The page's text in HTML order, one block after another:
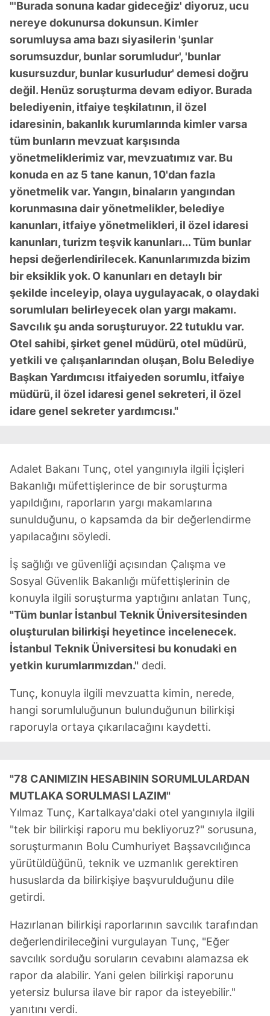
verileriniz işlenmekte olup gerekli olan çerezler bilgi
toplumu hizmetlerinin sunulması amacıyla
kullanılmaktadır. Diğer çerezler, sitemizin daha işlevsel
kılınması ve kişiselleştirilmesi ve sizlere yönelik
reklam/pazarlama faaliyetlerinin yapılması, amaçlarıyla
sınırlı olarak açık rızanız dahilinde kullanılacaktır.
Çerezlere ilişkin tercihlerinizi aşağıda yer alan panel
vasıtasıyla belirleyebilirsiniz. Çerezlere ilişkin detaylı bilgi
için Ayarlar butonuna tıklayabilir,Çerez Bilgilendirme
Metnimiziziyaret edebilirsiniz.
6698 sayılı Kişisel Verilerin Korunması Kanunu uyarınca
hazırlanmış Aydınlatma Metnimizi okumak ve sitemizde
ilgili mevzuata uygun olarak kullanılan çerezlerle ilgili bilgi
almak için lütfentıklayınız.
"'Burada sonuna kadar gideceğiz' diyoruz, ucu
nereye dokunursa dokunsun. Kimler
sorumluysa ama bazı siyasilerin 'şunlar
sorumsuzdur, bunlar sorumludur', 'bunlar
kusursuzdur, bunlar kusurludur' demesi doğru
değil. Henüz soruşturma devam ediyor. Burada
belediyenin, itfaiye teşkilatının, il özel
idaresinin, bakanlık kurumlarında kimler varsa
tüm bunların mevzuat karşısında
yönetmeliklerimiz var, mevzuatımız var. Bu
konuda en az 5 tane kanun, 10'dan fazla
yönetmelik var. Yangın, binaların yangından
korunmasına dair yönetmelikler, belediye
kanunları, itfaiye yönetmelikleri, il özel idaresi
kanunları, turizm teşvik kanunları... Tüm bunlar
hepsi değerlendirilecek. Kanunlarımızda bizim
bir eksiklik yok. O kanunları en detaylı bir
şekilde inceleyip, olaya uygulayacak, o olaydaki
sorumluları belirleyecek olan yargı makamı.
Savcılık şu anda soruşturuyor. 22 tutuklu var.
Otel sahibi, şirket genel müdürü, otel müdürü,
yetkili ve çalışanlarından oluşan, Bolu Belediye
Başkan Yardımcısı itfaiyeden sorumlu, itfaiye
müdürü, il özel idaresi genel sekreteri, il özel
idare genel sekreter yardımcısı."
Adalet Bakanı Tunç, otel yangınıyla ilgili İçişleri
Bakanlığı müfettişlerince de bir soruşturma
yapıldığını, raporların yargı makamlarına
sunulduğunu, o kapsamda da bir değerlendirme
yapılacağını söyledi.
İş sağlığı ve güvenliği açısından Çalışma ve
Sosyal Güvenlik Bakanlığı müfettişlerinin de
konuyla ilgili soruşturma yaptığını anlatan Tunç,
"Tüm bunlar İstanbul Teknik Üniversitesinden
oluşturulan bilirkişi heyetince incelenecek.
İstanbul Teknik Üniversitesi bu konudaki en
yetkin kurumlarımızdan." dedi.
Tunç, konuyla ilgili mevzuatta kimin, nerede,
hangi sorumluluğunun bulunduğunun bilirkişi
raporuyla ortaya çıkarılacağını kaydetti.
"78 CANIMIZIN HESABININ SORUMLULARDAN
MUTLAKA SORULMASI LAZIM"
Yılmaz Tunç, Kartalkaya'daki otel yangınıyla ilgili
"tek bir bilirkişi raporu mu bekliyoruz?" sorusuna,
soruşturmanın Bolu Cumhuriyet Başsavcılığınca
yürütüldüğünü, teknik ve uzmanlık gerektiren
hususlarda da bilirkişiye başvurulduğunu dile
getirdi.
Hazırlanan bilirkişi raporlarının savcılık tarafından
değerlendirileceğini vurgulayan Tunç, "Eğer
savcılık sorduğu soruların cevabını alamazsa ek
rapor da alabilir. Yani gelen bilirkişi raporunu
yetersiz bulursa ilave bir rapor da isteyebilir."
yanıtını verdi.